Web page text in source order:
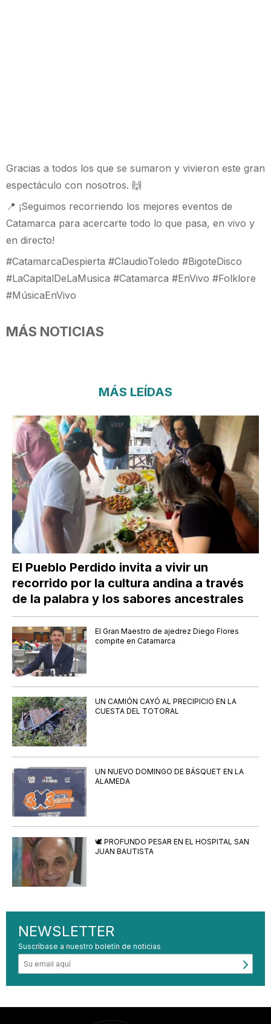
Gracias a todos los que se sumaron y vivieron este gran
espectáculo con nosotros. 🙌
📍 ¡Seguimos recorriendo los mejores eventos de
Catamarca para acercarte todo lo que pasa, en vivo y
en directo!
#CatamarcaDespierta #ClaudioToledo #BigoteDisco
#LaCapitalDeLaMusica #Catamarca #EnVivo #Folklore
#MúsicaEnVivo
MÁS NOTICIAS
MÁS LEÍDAS
El Pueblo Perdido invita a vivir un
recorrido por la cultura andina a través
de la palabra y los sabores ancestrales
El Gran Maestro de ajedrez Diego Flores
compite en Catamarca
UN CAMIÓN CAYÓ AL PRECIPICIO EN LA
CUESTA DEL TOTORAL
UN NUEVO DOMINGO DE BÁSQUET EN LA
ALAMEDA
🕊️ PROFUNDO PESAR EN EL HOSPITAL SAN
JUAN BAUTISTA
NEWSLETTER
Suscríbase a nuestro boletín de noticias